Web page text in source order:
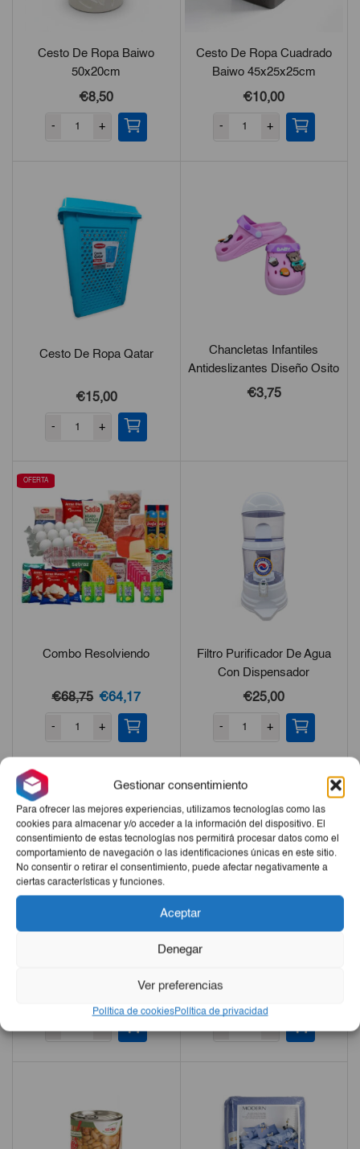
Gestionar consentimiento
Para ofrecer las mejores experiencias, utilizamos tecnologías como las
cookies para almacenar y/o acceder a la información del dispositivo. El
consentimiento de estas tecnologías nos permitirá procesar datos como el
comportamiento de navegación o las identificaciones únicas en este sitio.
No consentir o retirar el consentimiento, puede afectar negativamente a
ciertas características y funciones.
Aceptar
Denegar
Ver preferencias
Política de cookiesPolítica de privacidad
Cesto De Ropa Baiwo
50x20cm
€8,50
- +
Cesto De Ropa Cuadrado
Baiwo 45x25x25cm
€10,00
- +
Cesto De Ropa Qatar
€15,00
- +
Chancletas Infantiles
Antideslizantes Diseño Osito
€3,75
OFERTA
Combo Resolviendo
€68,75 El
precio
original
era:
€64,17El
precio
es:
- +
Filtro Purificador De Agua
Con Dispensador
€25,00
- +
Fogón De Petróleo Columba
Garbanzos A La Jardinera